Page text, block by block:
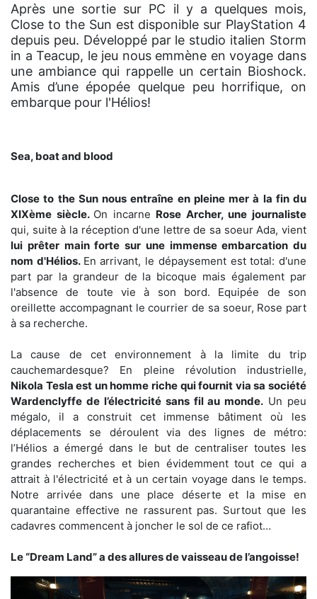
Après une sortie sur PC il y a quelques mois,
Close to the Sun est disponible sur PlayStation 4
depuis peu. Développé par le studio italien Storm
in a Teacup, le jeu nous emmène en voyage dans
une ambiance qui rappelle un certain Bioshock.
Amis d’une épopée quelque peu horrifique, on
embarque pour l'Hélios!
Sea, boat and blood
Close to the Sun nous entraîne en pleine mer à la fin du
XIXème siècle. On incarne Rose Archer, une journaliste
qui, suite à la réception d'une lettre de sa soeur Ada, vient
lui prêter main forte sur une immense embarcation du
nom d'Hélios. En arrivant, le dépaysement est total: d'une
part par la grandeur de la bicoque mais également par
l'absence de toute vie à son bord. Equipée de son
oreillette accompagnant le courrier de sa soeur, Rose part
à sa recherche.
La cause de cet environnement à la limite du trip
cauchemardesque? En pleine révolution industrielle,
Nikola Tesla est un homme riche qui fournit via sa société
Wardenclyffe de l’électricité sans fil au monde. Un peu
mégalo, il a construit cet immense bâtiment où les
déplacements se déroulent via des lignes de métro:
l’Hélios a émergé dans le but de centraliser toutes les
grandes recherches et bien évidemment tout ce qui a
attrait à l'électricité et à un certain voyage dans le temps.
Notre arrivée dans une place déserte et la mise en
quarantaine effective ne rassurent pas. Surtout que les
cadavres commencent à joncher le sol de ce rafiot…
Le “Dream Land” a des allures de vaisseau de l’angoisse!